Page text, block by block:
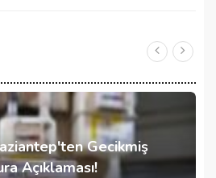
Gecikmiş
Açıklaması!